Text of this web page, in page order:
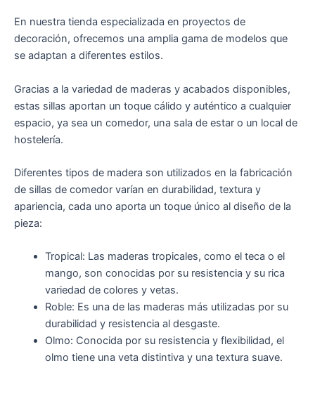
En nuestra tienda especializada en proyectos de
decoración, ofrecemos una amplia gama de modelos que
se adaptan a diferentes estilos.
Gracias a la variedad de maderas y acabados disponibles,
estas sillas aportan un toque cálido y auténtico a cualquier
espacio, ya sea un comedor, una sala de estar o un local de
hostelería.
Diferentes tipos de madera son utilizados en la fabricación
de sillas de comedor varían en durabilidad, textura y
apariencia, cada uno aporta un toque único al diseño de la
pieza:
Tropical: Las maderas tropicales, como el teca o el
mango, son conocidas por su resistencia y su rica
variedad de colores y vetas.
Roble: Es una de las maderas más utilizadas por su
durabilidad y resistencia al desgaste.
Olmo: Conocida por su resistencia y flexibilidad, el
olmo tiene una veta distintiva y una textura suave.